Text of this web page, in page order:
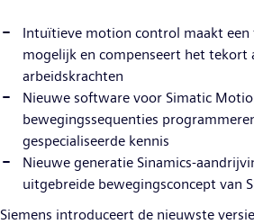
Intuïtieve motion control maakt
mogelijk en compenseert het tekort
arbeidskrachten
Nieuwe software voor Simatic
bewegingssequenties
gespecialiseerde kennis
Nieuwe generatie Sinamics-
uitgebreide bewegingsconcept van
Siemens introduceert de nieuwste